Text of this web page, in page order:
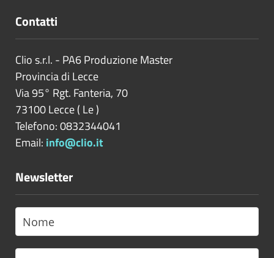
Contatti
Clio s.r.l. - PA6 Produzione Master
Provincia di Lecce
Via 95° Rgt. Fanteria, 70
73100Lecce( Le)
Telefono: 0832344041
Email: info@clio.it
Newsletter